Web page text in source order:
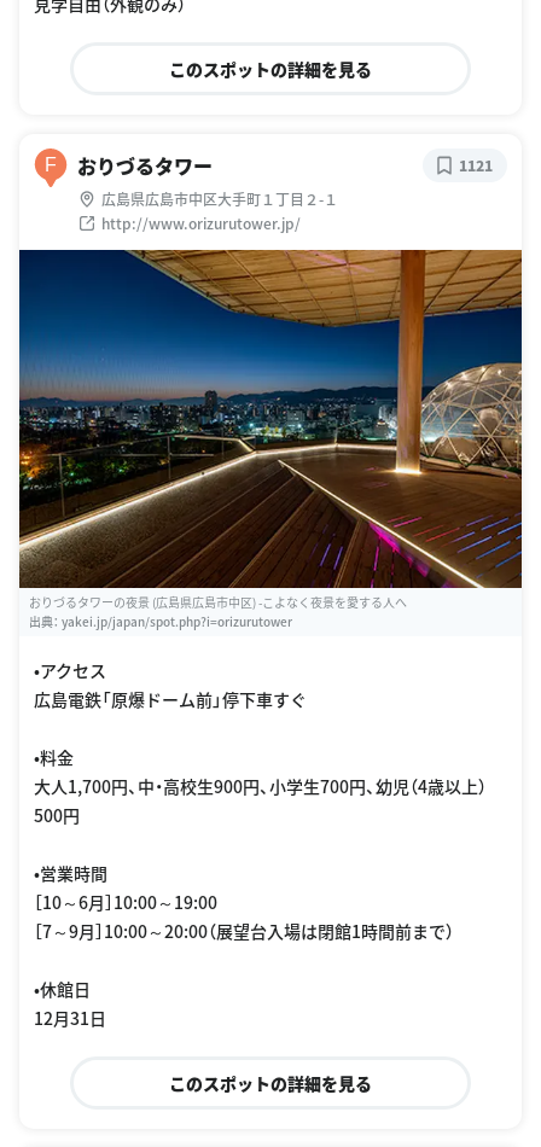
このスポットの詳細を見る
F おりづるタワー
広島県広島市中区大手町１丁目２-１
http://www.orizurutower.jp/
1121
おりづるタワーの夜景 (広島県広島市中区) -こよなく夜景を愛する人へ
出典： yakei.jp/japan/spot.php?i=orizurutower
•アクセス
広島電鉄「原爆ドーム前」停下車すぐ
•料金
大人1,700円、中・高校生900円、小学生700円、幼児（4歳以上）
500円
•営業時間
［10～6月］10:00～19:00
［7～9月］10:00～20:00（展望台入場は閉館1時間前まで）
•休館日
12月31日
このスポットの詳細を見る